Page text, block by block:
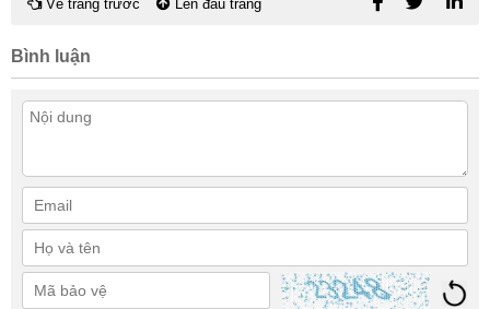
Về trang trước Lên đầu trang
Bình luận